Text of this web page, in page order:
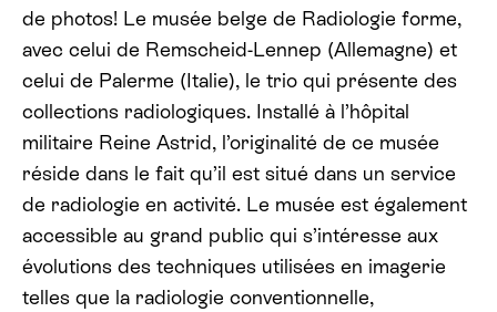
de photos! Le musée belge de Radiologie forme,
avec celui de Remscheid-Lennep (Allemagne) et
celui de Palerme (Italie), le trio qui présente des
collections radiologiques. Installé à l’hôpital
militaire Reine Astrid, l’originalité de ce musée
réside dans le fait qu’il est situé dans un service
de radiologie en activité. Le musée est également
accessible au grand public qui s’intéresse aux
évolutions des techniques utilisées en imagerie
telles que la radiologie conventionnelle,